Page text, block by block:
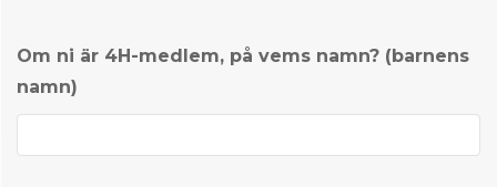
Om ni är 4H-medlem, på vems namn? (barnens
namn)